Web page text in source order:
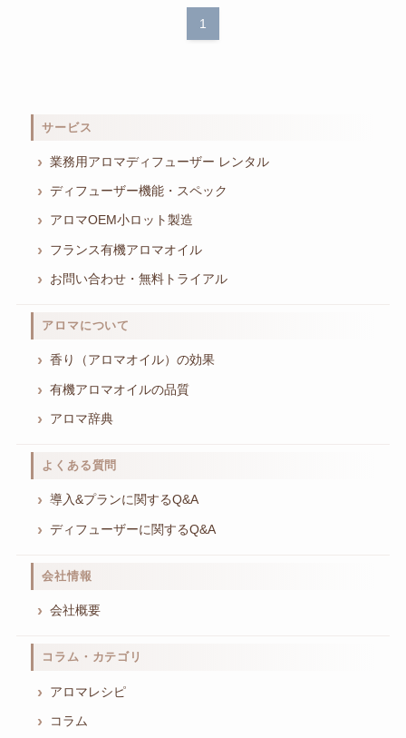
1
サービス
業務用アロマディフューザー レンタル
ディフューザー機能・スペック
アロマOEM小ロット製造
フランス有機アロマオイル
お問い合わせ・無料トライアル
アロマについて
香り（アロマオイル）の効果
有機アロマオイルの品質
アロマ辞典
よくある質問
導入&プランに関するQ&A
ディフューザーに関するQ&A
会社情報
会社概要
コラム・カテゴリ
アロマレシピ
コラム